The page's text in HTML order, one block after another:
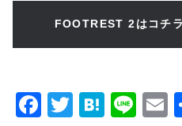
FOOTREST 2はコチラ
F
T
H
Li